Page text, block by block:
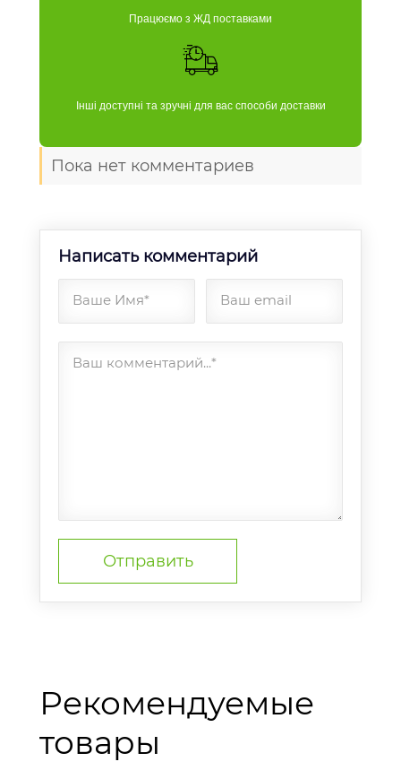
Працюємо з ЖД поставками
Інші доступні та зручні для вас способи доставки
Пока нет комментариев
Написать комментарий
Ваше Имя* Ваш email
Ваш комментарий...*
Рекомендуемые
товары